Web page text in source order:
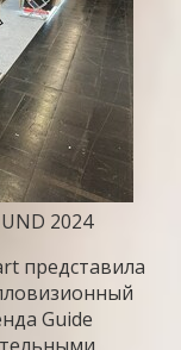
2024
представила
Guide